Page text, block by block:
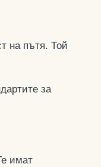
на пътя. Той
за
имат